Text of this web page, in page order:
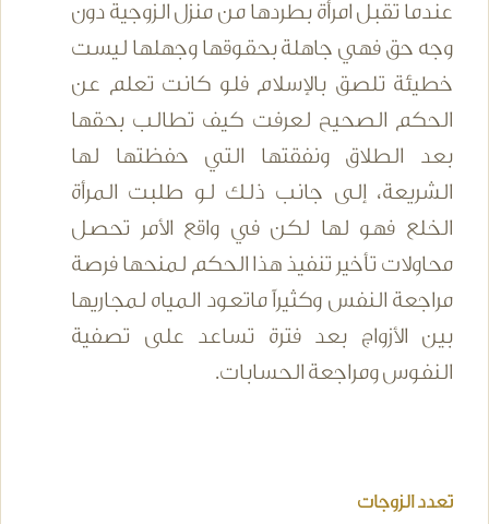
عندما تقبل امرأة بطردها من منزل الزوجية دون
وجه حق فهي جاهلة بحقوقها وجهلها ليست
خطيئة تلصق بالإسلام فلو كانت تعلم عن
الحكم الصحيح لعرفت كيف تطالب بحقها
بعد الطلاق ونفقتها التي حفظتها لها
الشريعة، إلى جانب ذلك لو طلبت المرأة
الخلع فهو لها لكن في واقع الأمر تحصل
محاولات تأخير تنفيذ هذا الحكم لمنحها فرصة
مراجعة النفس وكثيراً ماتعود المياه لمجاريها
بين الأزواج بعد فترة تساعد على تصفية
النفوس ومراجعة الحسابات.
تعدد الزوجات